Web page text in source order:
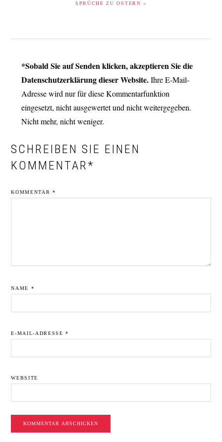
PRÜCHE ZU OSTERN »
LESER-
INTERAKTIONEN
*Sobald Sie auf Senden klicken, akzeptieren Sie die
Datenschutzerklärung dieser Website.Ihre E-Mail-
Adresse wird nur für diese Kommentarfunktion
eingesetzt, nicht ausgewertet und nicht weitergegeben.
Nicht mehr, nicht weniger.
SCHREIBEN SIE EINEN
KOMMENTAR*
KOMMENTAR*
NAME *
E-MAIL-ADRESSE*
WEBSITE